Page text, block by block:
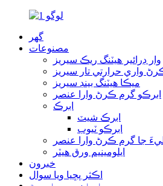
گھر
مصنوعات
وار ڊرائير هيٽنگ ريڪ سيريز
واري حرارتي تار سيريز
ميڪا هيٽنگ بينڊ سيريز
ابرڪو گرم ڪرڻ وارا عنصر
ابرڪ
ابرڪ شيٽ
ابرڪو ٽيوب
جا گرم ڪرڻ وارا عنصر
ايلومينيم ورق هيٽر
خبرون
اڪثر پڇيا ويا سوال